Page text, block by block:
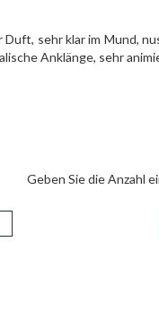
Duft, sehr klar im Mund,
Anklänge, sehr
Geben Sie die Anzahl